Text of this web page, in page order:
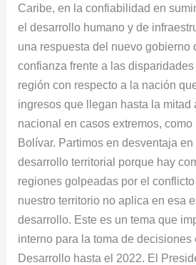
Caribe, en la confiabilidad en
el desarrollo humano y de
una respuesta del nuevo gobierno
confianza frente a las
región con respecto a la nación
ingresos que llegan hasta la mitad
nacional en casos extremos, como
Bolívar. Partimos en desventaja en
desarrollo territorial porque hay
regiones golpeadas por el
nuestro territorio no aplica en esa
desarrollo. Este es un tema que
interno para la toma de decisiones
Desarrollo hasta el 2022. El